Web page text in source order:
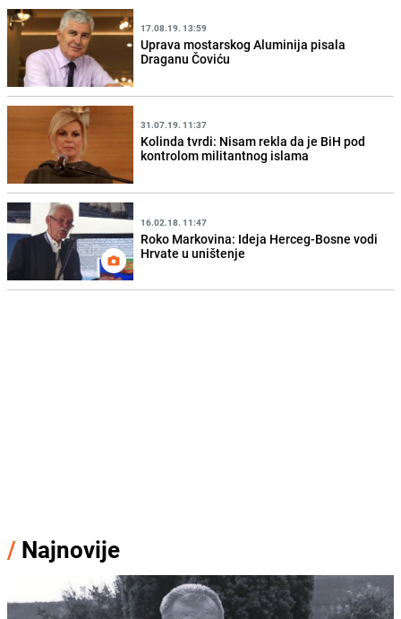
17.08.19. 13:59
Uprava mostarskog Aluminija pisala
Draganu Čoviću
31.07.19. 11:37
Kolinda tvrdi: Nisam rekla da je BiH pod
kontrolom militantnog islama
16.02.18. 11:47
Roko Markovina: Ideja Herceg-Bosne vodi
Hrvate u uništenje
/ Najnovije